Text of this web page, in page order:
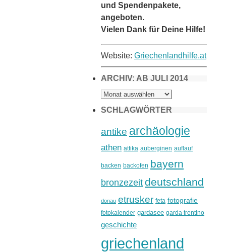
und Spendenpakete,
angeboten.
Vielen Dank für Deine Hilfe!
Website: Griechenlandhilfe.at
ARCHIV: AB JULI 2014
ARCHIV:
AB
2014
SCHLAGWÖRTER
antike archäologie
athen attika auberginen auflauf
backen backofen bayern
bronzezeit deutschland
donau etrusker feta fotografie
fotokalender gardasee garda trentino
geschichte
griechenland